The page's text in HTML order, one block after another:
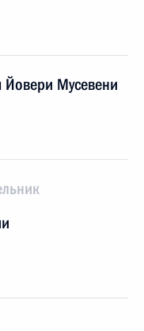
Йовери Мусевени